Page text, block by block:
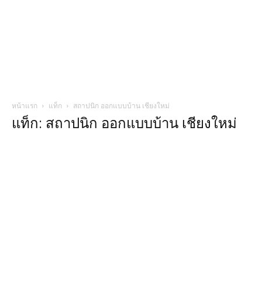
หน้าแรก แท็ก สถาปนิก ออกแบบบ้าน เชียงใหม่
แท็ก: สถาปนิก ออกแบบบ้าน เชียงใหม่